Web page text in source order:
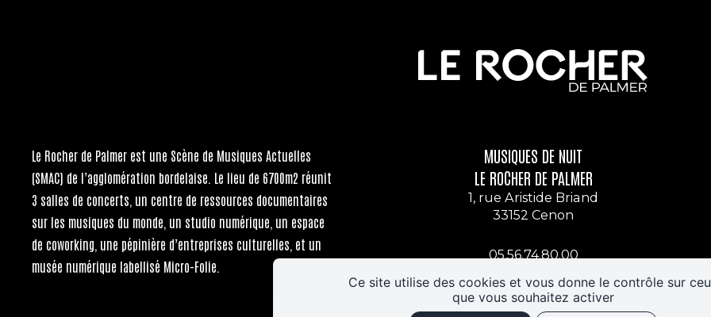
Ce site utilise des cookies et vous donne le contrôle sur
que vous souhaitez activer
Le Rocher de Palmer est une Scène de Musiques Actuelles
(SMAC) de l’agglomération bordelaise. Le lieu de 6700m2 réunit
3 salles de concerts, un centre de ressources documentaires
sur les musiques du monde, un studio numérique, un espace
de coworking, une pépinière d’entreprises culturelles, et un
musée numérique labellisé Micro-Folie.
MUSIQUES DE NUIT
LE ROCHER DE PALMER
1, rue Aristide Briand
33152 Cenon
05.56.74.80.00